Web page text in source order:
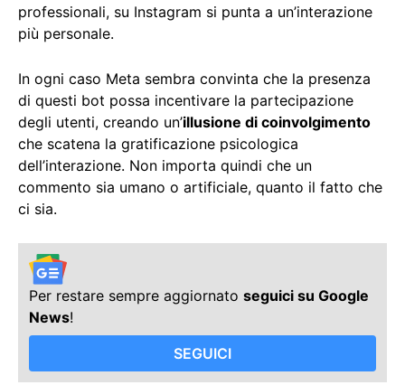
professionali, su Instagram si punta a un’interazione
più personale.
In ogni caso Meta sembra convinta che la presenza
di questi bot possa incentivare la partecipazione
degli utenti, creando un’illusione di coinvolgimento
che scatena la gratificazione psicologica
dell’interazione. Non importa quindi che un
commento sia umano o artificiale, quanto il fatto che
ci sia.
Per restare sempre aggiornato seguici su Google
News!
SEGUICI